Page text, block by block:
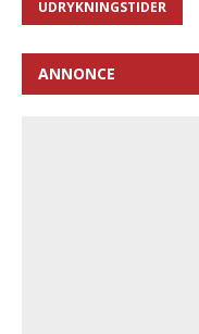
UDRYKNINGSTIDER
ANNONCE